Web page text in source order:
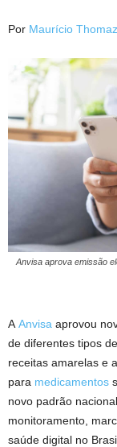
Por Maurício Thomaz
Anvisa aprova emissão
A Anvisa aprovou
de diferentes tipos
receitas amarelas e
para medicamentos
novo padrão
monitoramento,
saúde digital no